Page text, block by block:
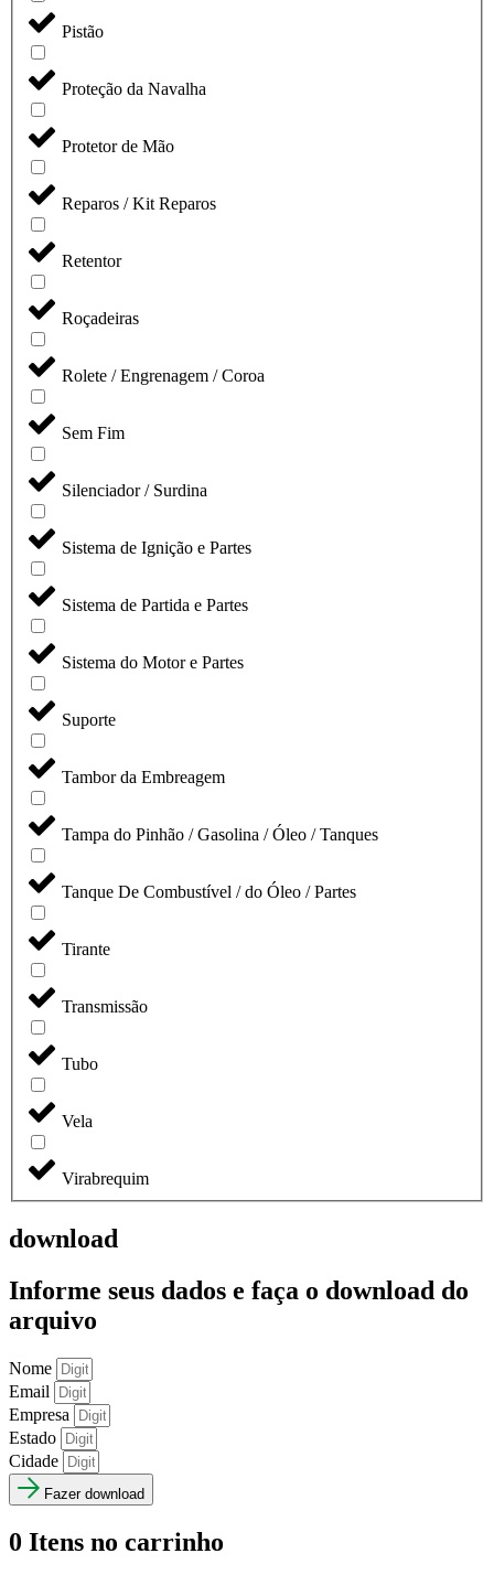
Pistão
Proteção da Navalha
Protetor de Mão
Reparos / Kit Reparos
Retentor
Roçadeiras
Rolete / Engrenagem / Coroa
Sem Fim
Silenciador / Surdina
Sistema de Ignição e Partes
Sistema de Partida e Partes
Sistema do Motor e Partes
Suporte
Tambor da Embreagem
Tampa do Pinhão / Gasolina / Óleo / Tanques
Tanque De Combustível / do Óleo / Partes
Tirante
Transmissão
Tubo
Vela
Virabrequim
download
Informe seus dados e faça o download do
arquivo
Nome
Email
Empresa
Estado
Cidade
Fazer download
0 Itens no carrinho